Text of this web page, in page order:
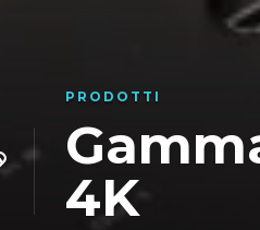
PRODOTTI
4K